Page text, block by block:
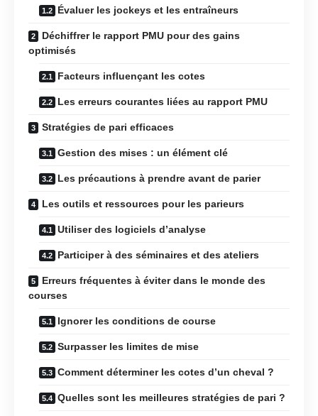
Évaluer les jockeys et les entraîneurs
Déchiffrer le rapport PMU pour des gains
optimisés
Facteurs influençant les cotes
Les erreurs courantes liées au rapport PMU
Stratégies de pari efficaces
Gestion des mises : un élément clé
Les précautions à prendre avant de parier
Les outils et ressources pour les parieurs
Utiliser des logiciels d’analyse
Participer à des séminaires et des ateliers
Erreurs fréquentes à éviter dans le monde des
courses
Ignorer les conditions de course
Surpasser les limites de mise
Comment déterminer les cotes d’un cheval ?
Quelles sont les meilleures stratégies de pari ?